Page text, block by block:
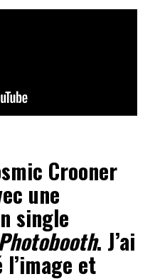
Crooner
une
single
. J’ai
l’image et